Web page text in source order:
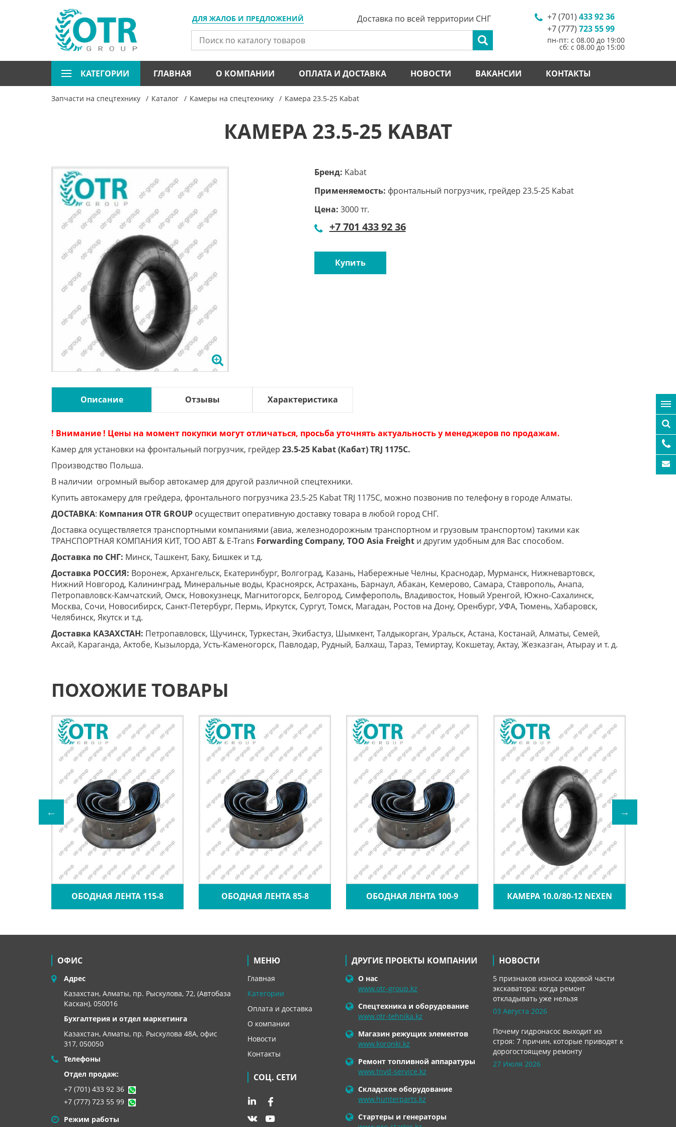
ДЛЯ ЖАЛОБ И ПРЕДЛОЖЕНИЙ +7 (701) 433 92 36
+7 (777) 723 55 99
пн-пт: с 08.00 до 19:00
сб: с 08.00 до 15:00
Доставка по всей территории СНГ
КАТЕГОРИИ ГЛАВНАЯ О КОМПАНИИ ОПЛАТА И ДОСТАВКА НОВОСТИ ВАКАНСИИ КОНТАКТЫ
Запчасти на спецтехнику Каталог Камеры на спецтехнику Камера 23.5-25 Kabat
КАМЕРА 23.5-25 KABAT
Бренд: Kabat
Применяемость: фронтальный погрузчик, грейдер 23.5-25 Kabat
Цена: 3000 тг.
+7 701 433 92 36
Купить
Описание Отзывы Характеристика
! Внимание ! Цены на момент покупки могут отличаться, просьба уточнять актуальность у менеджеров по продажам.
Камер для установки на фронтальный погрузчик, грейдер 23.5-25 Kabat (Кабат) TRJ 1175C.
Производство Польша.
В наличии огромный выбор автокамер для другой различной спецтехники.
Купить автокамеру для грейдера, фронтального погрузчика 23.5-25 Kabat TRJ 1175C, можно позвонив по телефону в городе Алматы.
ДОСТАВКА: Компания OTR GROUP осуществит оперативную доставку товара в любой город СНГ.
Доставка осуществляется транспортными компаниями (авиа, железнодорожным транспортном и грузовым транспортом) такими как
ТРАНСПОРТНАЯ КОМПАНИЯ КИТ, ТОО ABT & E-Trans Forwarding Company, ТОО Asia Freight и другим удобным для Вас способом.
Доставка по СНГ: Минск, Ташкент, Баку, Бишкек и т.д.
Доставка РОССИЯ: Воронеж, Архангельск, Екатеринбург, Волгоград, Казань, Набережные Челны, Краснодар, Мурманск, Нижневартовск,
Нижний Новгород, Калининград, Минеральные воды, Красноярск, Астрахань, Барнаул, Абакан, Кемерово, Самара, Ставрополь, Анапа,
Петропавловск-Камчатский, Омск, Новокузнецк, Магнитогорск, Белгород, Симферополь, Владивосток, Новый Уренгой, Южно-Сахалинск,
Москва, Сочи, Новосибирск, Санкт-Петербург, Пермь, Иркутск, Сургут, Томск, Магадан, Ростов на Дону, Оренбург, УФА, Тюмень, Хабаровск,
Челябинск, Якутск и т.д.
Доставка КАЗАХСТАН: Петропавловск, Щучинск, Туркестан, Экибастуз, Шымкент, Талдыкорган, Уральск, Астана, Костанай, Алматы, Семей,
Аксай, Караганда, Актобе, Кызылорда, Усть-Каменогорск, Павлодар, Рудный, Балхаш, Тараз, Темиртау, Кокшетау, Актау, Жезказган, Атырау и т. д.
ПОХОЖИЕ ТОВАРЫ
ОБОДНАЯ ЛЕНТА 115-8 ОБОДНАЯ ЛЕНТА 85-8 ОБОДНАЯ ЛЕНТА 100-9 КАМЕРА 10.0/80-12 NEXEN
ОФИС
Адрес
Казахстан, Алматы, пр. Рыскулова, 72, (Автобаза
Каскан), 050016
Бухгалтерия и отдел маркетинга
Казахстан, Алматы, пр. Рыскулова 48А, офис
317, 050050
Телефоны
Отдел продаж:
+7 (701) 433 92 36
+7 (777) 723 55 99
Режим работы
МЕНЮ
Главная
Категории
Оплата и доставка
О компании
Новости
Контакты
СОЦ. СЕТИ
ДРУГИЕ ПРОЕКТЫ КОМПАНИИ
О нас
www.otr-group.kz
Спецтехника и оборудование
www.otr-tehnika.kz
Магазин режущих элементов
www.koronki.kz
Ремонт топливной аппаратуры
www.tnvd-service.kz
Складское оборудование
www.hunterparts.kz
Стартеры и генераторы
НОВОСТИ
5 признаков износа ходовой части
экскаватора: когда ремонт
откладывать уже нельзя
03 Августа 2026
Почему гидронасос выходит из
строя: 7 причин, которые приводят к
дорогостоящему ремонту
27 Июля 2026